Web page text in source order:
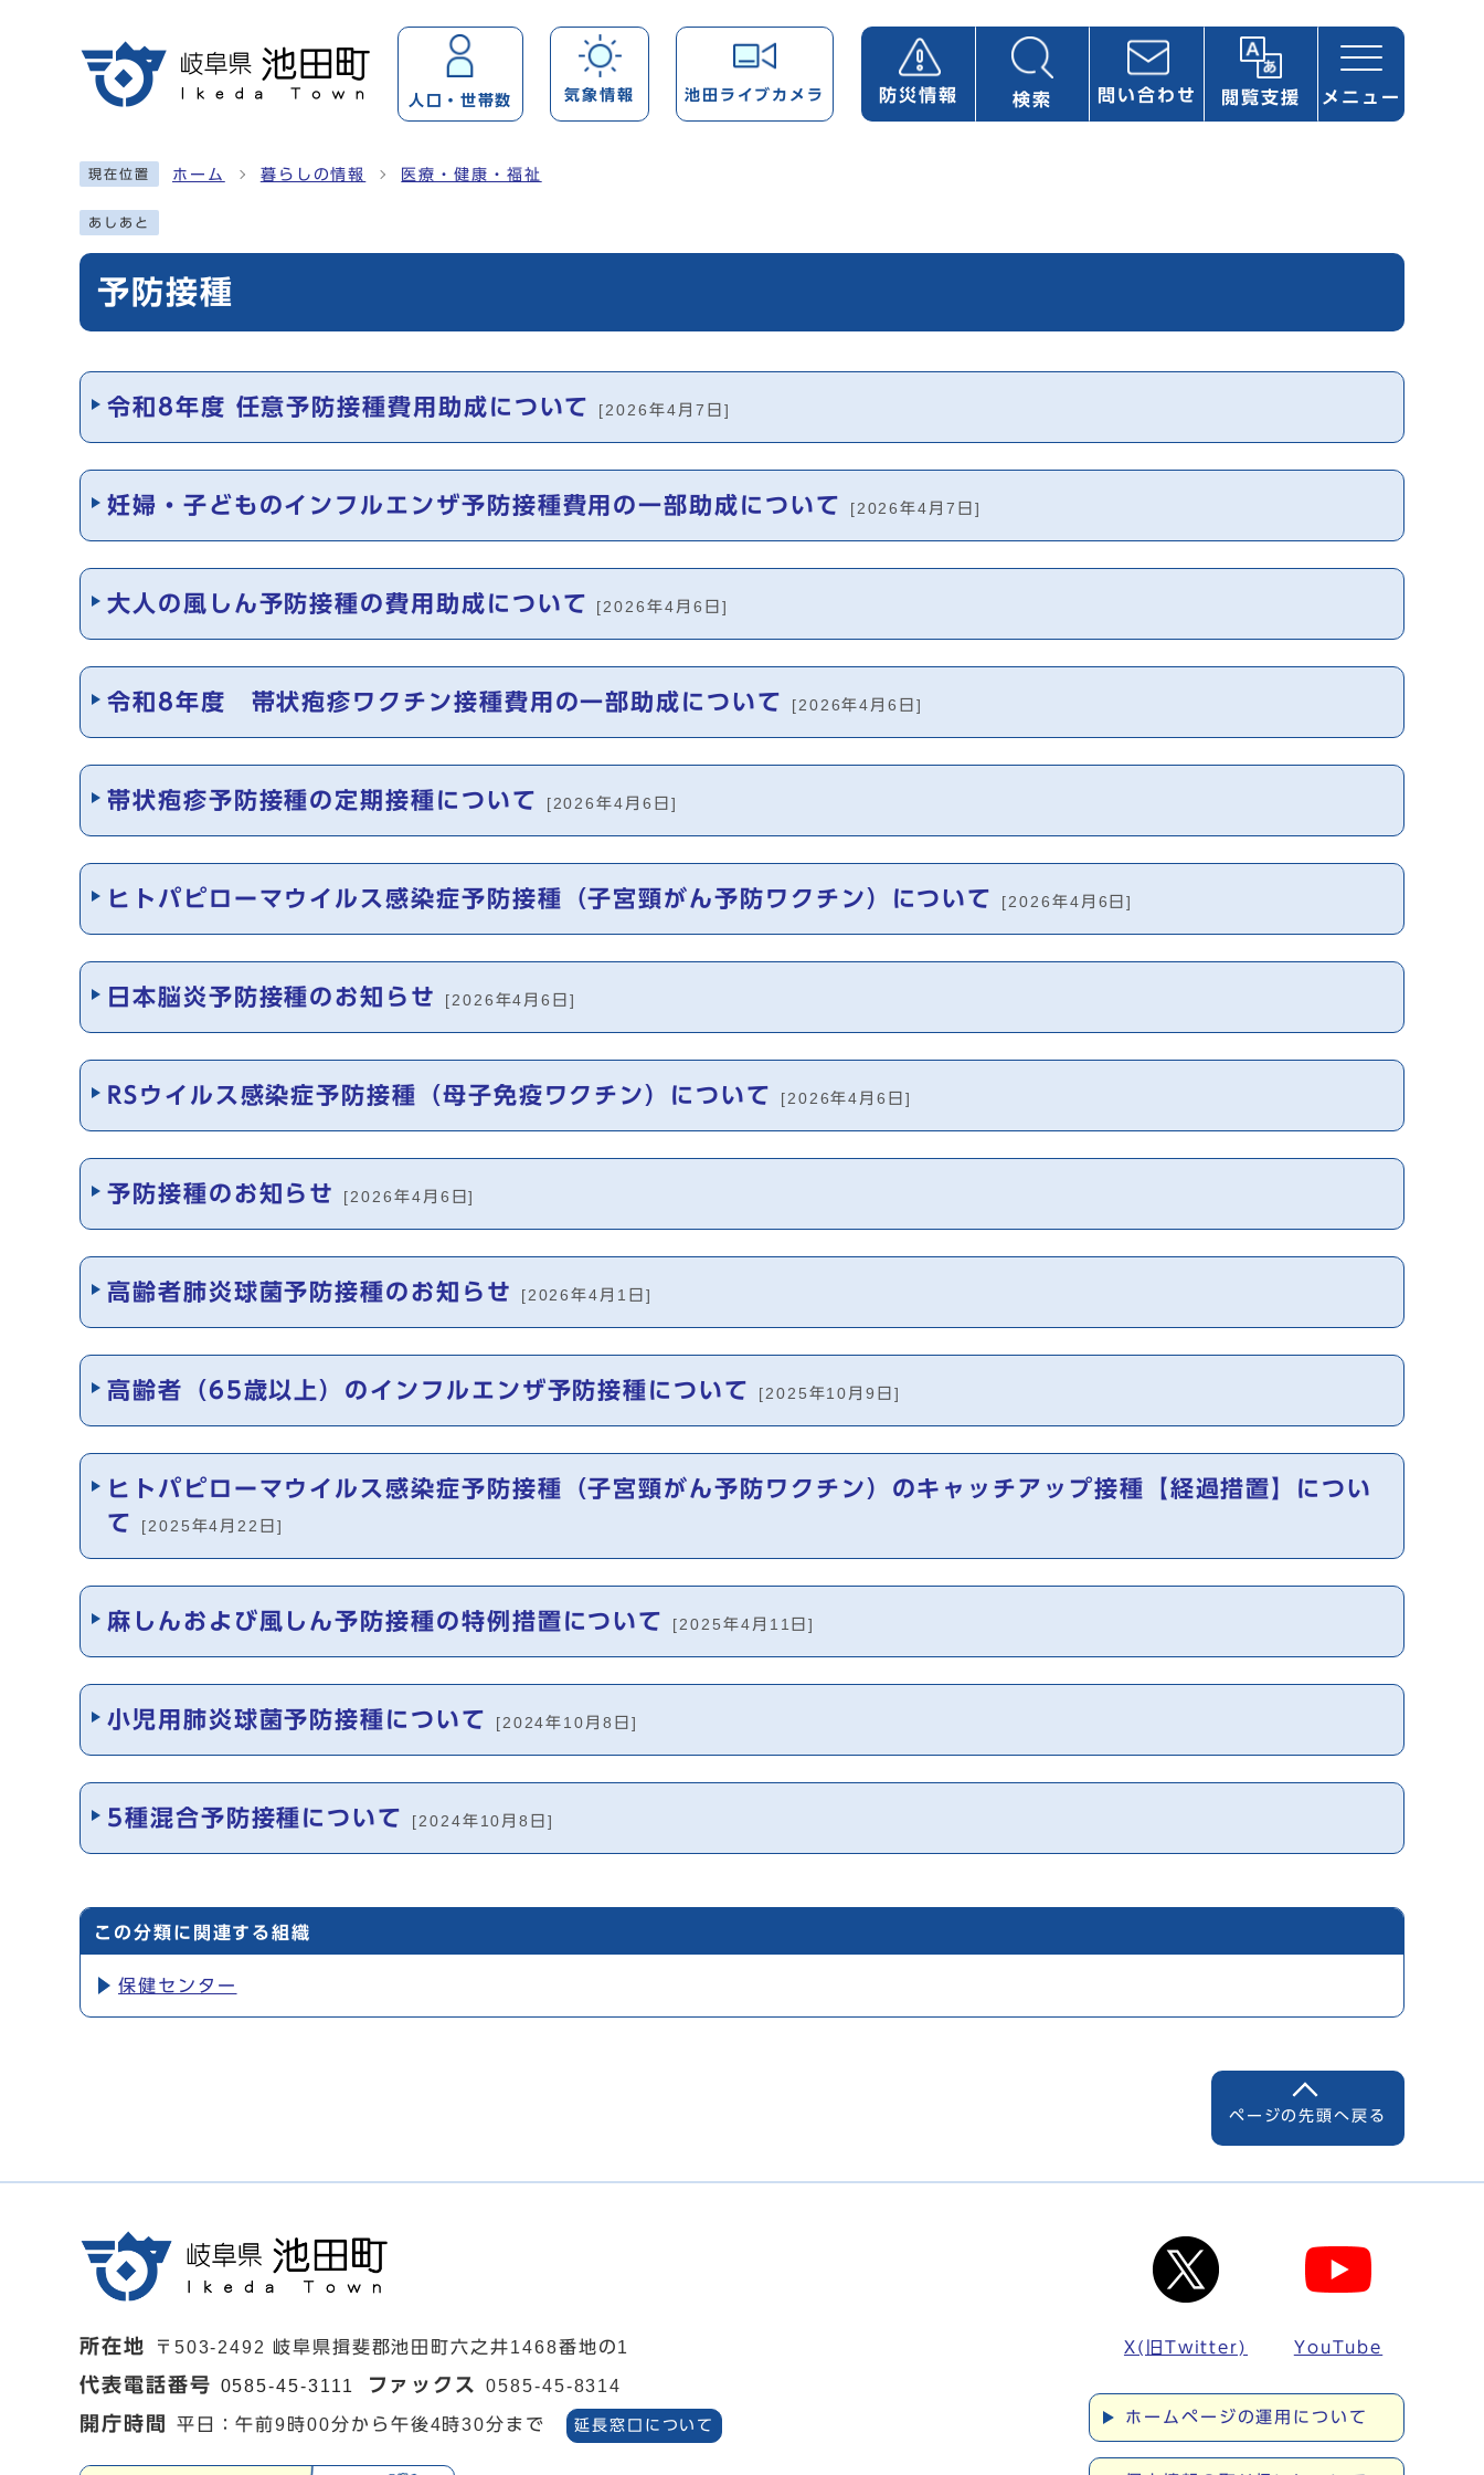
人口・世帯数 気象情報 池田ライブカメラ 防災情報 検索 問い合わせ 閲覧支援 メニュー
ここから本文です
現在位置 ホーム 暮らしの情報 医療・健康・福祉
あしあと
予防接種
メインメニュー
令和8年度 任意予防接種費用助成について [2026年4月7日]
妊婦・子どものインフルエンザ予防接種費用の一部助成について [2026年4月7日]
大人の風しん予防接種の費用助成について [2026年4月6日]
令和8年度 帯状疱疹ワクチン接種費用の一部助成について [2026年4月6日]
帯状疱疹予防接種の定期接種について [2026年4月6日]
ヒトパピローマウイルス感染症予防接種（子宮頸がん予防ワクチン）について [2026年4月6日]
日本脳炎予防接種のお知らせ [2026年4月6日]
RSウイルス感染症予防接種（母子免疫ワクチン）について [2026年4月6日]
予防接種のお知らせ [2026年4月6日]
高齢者肺炎球菌予防接種のお知らせ [2026年4月1日]
高齢者（65歳以上）のインフルエンザ予防接種について [2025年10月9日]
ヒトパピローマウイルス感染症予防接種（子宮頸がん予防ワクチン）のキャッチアップ接種【経過措置】につい
て
[2025年4月22日]
麻しんおよび風しん予防接種の特例措置について [2025年4月11日]
小児用肺炎球菌予防接種について [2024年10月8日]
5種混合予防接種について [2024年10月8日]
この分類に関連する組織
保健センター
ページの先頭へ戻る
所在地 〒503-2492 岐阜県揖斐郡池田町六之井1468番地の1
代表電話番号 0585-45-3111 ファックス 0585-45-8314
開庁時間 平日：午前9時00分から午後4時30分まで 延長窓口について
X(旧Twitter) YouTube
ホームページの運用について